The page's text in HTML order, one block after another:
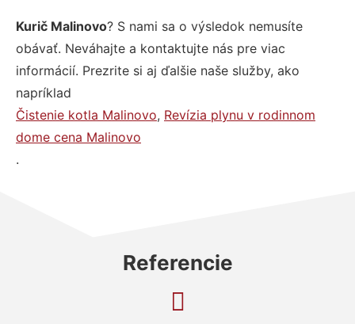
Kurič Malinovo? S nami sa o výsledok nemusíte
obávať. Neváhajte a kontaktujte nás pre viac
informácií. Prezrite si aj ďalšie naše služby, ako
napríklad
Čistenie kotla Malinovo, Revízia plynu v rodinnom
dome cena Malinovo
.
Referencie